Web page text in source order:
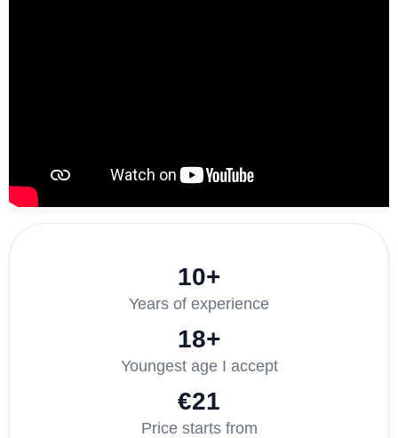
10+
Years of experience
18+
Youngest age I accept
€21
Price starts from